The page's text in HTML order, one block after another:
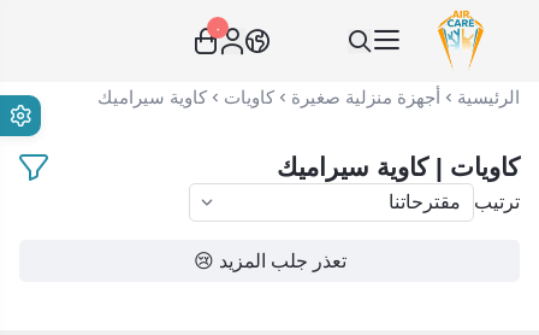
عناية الهواء | شريك سكني الاستراتيجي
٠
الرئيسية أجهزة منزلية صغيرة كاويات كاوية سيراميك
كاويات | كاوية سيراميك
ترتيب
تعذر جلب المزيد 😢